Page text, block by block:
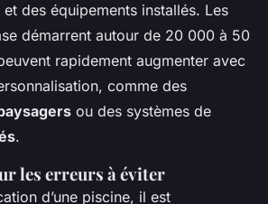
des équipements installés. Les
démarrent autour de 20 000 à 50
rapidement augmenter avec
comme des
ou des systèmes de
.
les erreurs à éviter
d’une piscine, il est